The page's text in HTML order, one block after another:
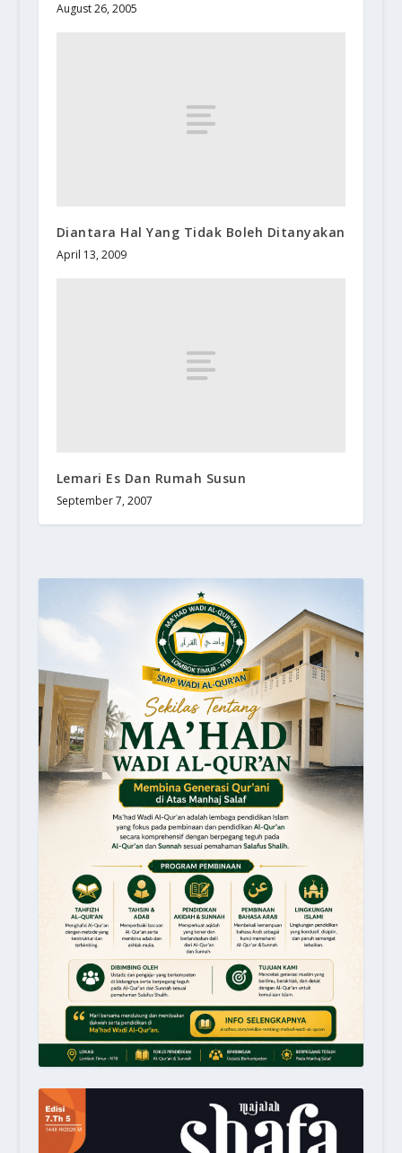
August 26, 2005
Diantara Hal Yang Tidak Boleh Ditanyakan
April 13, 2009
Lemari Es Dan Rumah Susun
September 7, 2007